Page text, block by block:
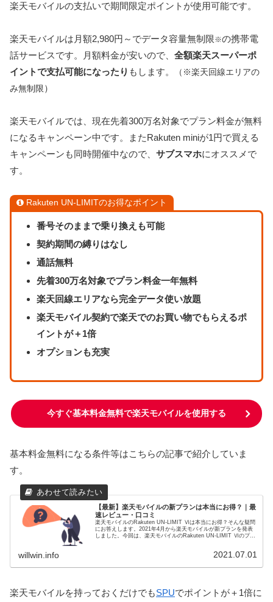
楽天モバイルの支払いで期間限定ポイントが使用可能です。
楽天モバイルは月額2,980円～でデータ容量無制限※の携帯電
話サービスです。月額料金が安いので、 全額楽天スーパーポ
イントで支払可能になったり もします。
（※楽天回線エリアの
み無制限）
楽天モバイルでは、現在先着300万名対象でプラン料金が無料
になるキャンペーン中です。またRakuten miniが1円で買える
キャンペーンも同時開催中なので、 サブスマホにオススメで
す。
Rakuten UN-LIMITのお得なポイント
番号そのままで乗り換えも可能
契約期間の縛りはなし
通話無料
先着300万名対象でプラン料金一年無料
楽天回線エリアなら完全データ使い放題
楽天モバイル契約で楽天でのお買い物でもらえるポ
イントが＋1倍
オプションも充実
今すぐ基本料金無料で楽天モバイルを使用する
基本料金無料になる条件等はこちらの記事で紹介していま
す。
【最新】楽天モバイルの新プランは本当にお得？｜最
速レビュー・口コミ
楽天モバイルのRakuten UN-LIMIT Ⅵは本当にお得？そんな疑問
にお答えします。2021年4月から楽天モバイルが新プランを発表
しました。今回は、楽天モバイルのRakuten UN-LIMIT Ⅵのプラ
willwin.info 2021.07.01
楽天モバイルを持っておくだけでもSPUでポイントが＋1倍に